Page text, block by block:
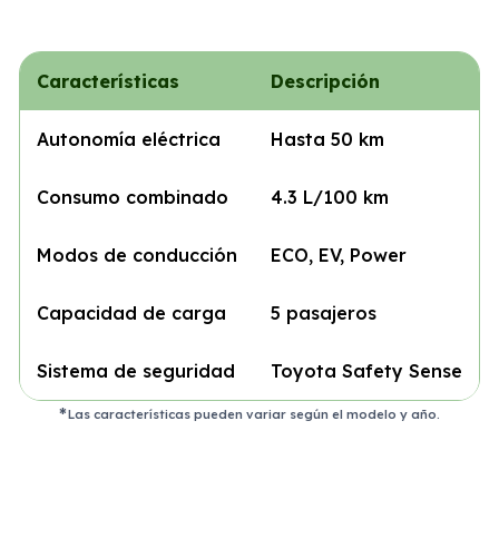
Características Descripción
Autonomía eléctrica Hasta 50 km
Consumo combinado 4.3 L/100 km
Modos de conducción ECO, EV, Power
Capacidad de carga 5 pasajeros
Sistema de seguridad Toyota Safety Sense
Las características pueden variar según el modelo y año.